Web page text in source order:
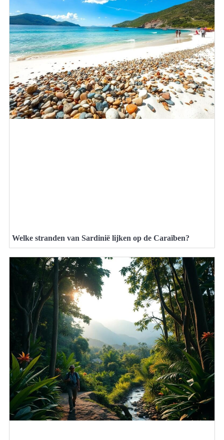
Welke stranden van Sardinië lijken op de Caraïben?